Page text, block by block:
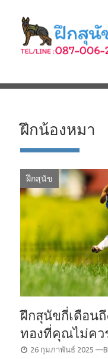
content
ฝึกน้องหมา
ฝึกสุนัข
ฝึกสุนัขกี่เดือนถึ
ทองที่คุณไม่คว
POSTED
26 กุมภาพันธ์ 2025